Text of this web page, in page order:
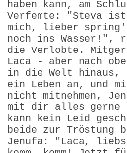
haben kann, am
Verfemte: "Steva
mich, lieber
noch ins Wasser!",
die Verlobte.
Laca - aber nach
in die Welt hinaus,
ein Leben an, und
nicht mitnehmen,
mit dir alles gerne
kann kein Leid
beide zur Tröstung
Jenufa: "Laca,